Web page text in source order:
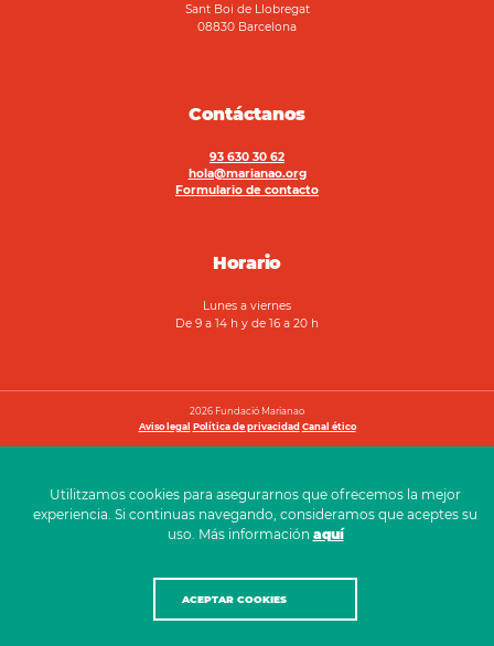
Utilitzamos cookies para asegurarnos que ofrecemos la mejor
experiencia. Si continuas navegando, consideramos que aceptes su
uso. Más información aquí
ACEPTAR COOKIES
Sant Boi de Llobregat
08830 Barcelona
Contáctanos
93 630 30 62
hola@marianao.org
Formulario de contacto
Horario
Lunes a viernes
De 9 a 14 h y de 16 a 20 h
2026 Fundació Marianao
Aviso legal Política de privacidad Canal ético